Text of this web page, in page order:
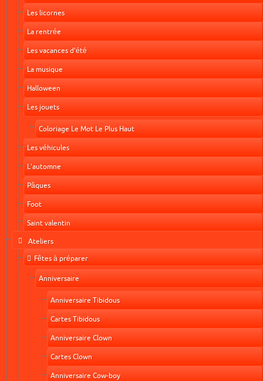
Les licornes
La rentrée
Les vacances d'été
La musique
Halloween
Les jouets
Coloriage Le Mot Le Plus Haut
Les véhicules
L'automne
Pâques
Foot
Saint valentin
Ateliers
Fêtes à préparer
Anniversaire
Anniversaire Tibidous
Cartes Tibidous
Anniversaire Clown
Cartes Clown
Anniversaire Cow-boy